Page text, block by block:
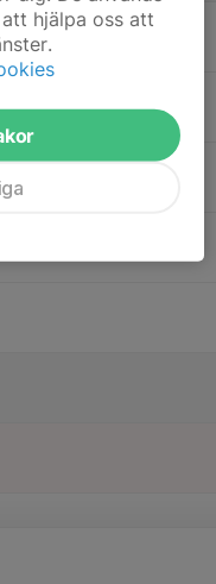
hjälpa oss att